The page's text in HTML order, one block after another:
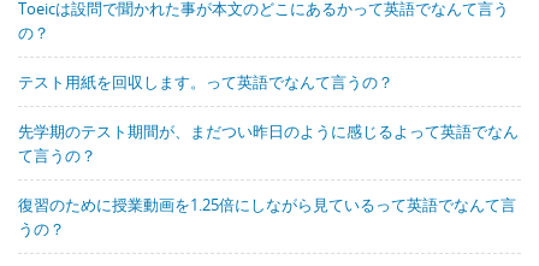
Toeicは設問で聞かれた事が本文のどこにあるかって英語でなんて言う
の？
テスト用紙を回収します。って英語でなんて言うの？
先学期のテスト期間が、まだつい昨日のように感じるよって英語でなん
て言うの？
復習のために授業動画を1.25倍にしながら見ているって英語でなんて言
うの？